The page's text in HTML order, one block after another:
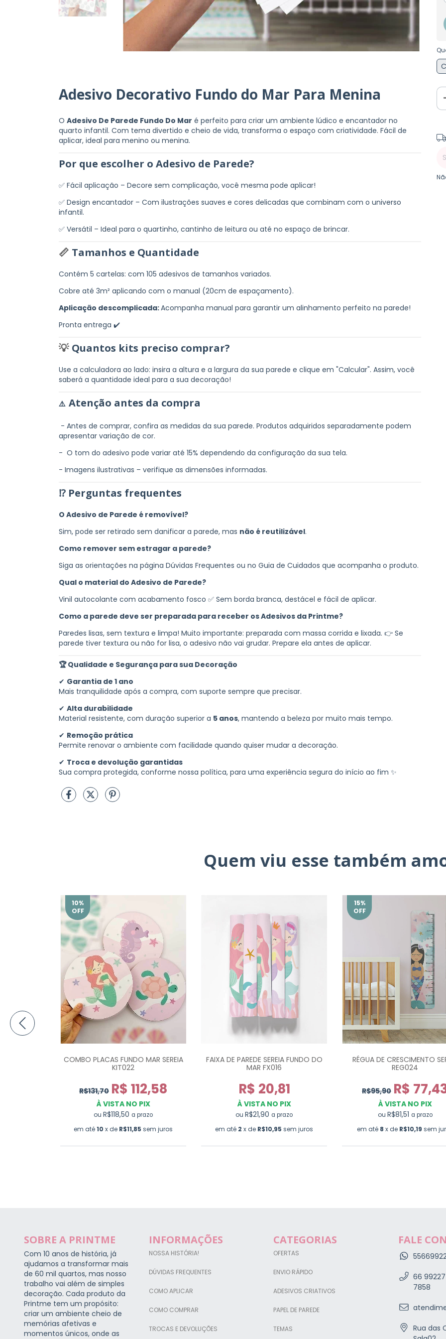
Adesivo Decorativo Fundo do Mar Para Menina
O Adesivo De Parede Fundo Do Mar é perfeito para criar um ambiente lúdico e encantador no
quarto infantil. Com tema divertido e cheio de vida, transforma o espaço com criatividade. Fácil de
aplicar, ideal para menino ou menina.
Por que escolher o Adesivo de Parede?
✅ Fácil aplicação – Decore sem complicação, você mesma pode aplicar!
✅ Design encantador – Com ilustrações suaves e cores delicadas que combinam com o universo
infantil.
✅ Versátil – Ideal para o quartinho, cantinho de leitura ou até no espaço de brincar.
📏 Tamanhos e Quantidade
Contém 5 cartelas: com 105 adesivos de tamanhos variados.
Cobre até 3m² aplicando com o manual (20cm de espaçamento).
Aplicação descomplicada:Acompanha manual para garantir um alinhamento perfeito na parede!
Pronta entrega ✔️
💡 Quantos kits preciso comprar?
Use a calculadora ao lado: insira a altura e a largura da sua parede e clique em "Calcular". Assim, você
saberá a quantidade ideal para a sua decoração!
⚠️ Atenção antes da compra
- Antes de comprar, confira as medidas da sua parede. Produtos adquiridos separadamente podem
apresentar variação de cor.
- O tom do adesivo pode variar até 15% dependendo da configuração da sua tela.
- Imagens ilustrativas – verifique as dimensões informadas.
⁉ Perguntas frequentes
O Adesivo de Parede é removível?
Sim, pode ser retirado sem danificar a parede, mas não é reutilizável.
Como remover sem estragar a parede?
Siga as orientações na página Dúvidas Frequentes ou no Guia de Cuidados que acompanha o produto.
Qual o material do Adesivo de Parede?
Vinil autocolante com acabamento fosco ✅ Sem borda branca, destácel e fácil de aplicar.
Como a parede deve ser preparada para receber os Adesivos da Printme?
Paredes lisas, sem textura e limpa! Muito importante: preparada com massa corrida e lixada. 👉 Se
parede tiver textura ou não for lisa, o adesivo não vai grudar. Prepare ela antes de aplicar.
🏆Qualidade e Segurança para sua Decoração
✔ Garantia de 1 ano
Mais tranquilidade após a compra, com suporte sempre que precisar.
✔ Alta durabilidade
Material resistente, com duração superior a 5 anos, mantendo a beleza por muito mais tempo.
✔ Remoção prática
Permite renovar o ambiente com facilidade quando quiser mudar a decoração.
✔ Troca e devolução garantidas
Sua compra protegida, conforme nossa política, para uma experiência segura do início ao fim ✨
Quem viu esse também
10%
OFF
COMBO PLACAS FUNDO MAR SEREIA
KIT022
R$131,70 R$ 112,58
À VISTA NO PIX
ou R$118,50 a prazo
em até10 x de R$11,85 sem juros
FAIXA DE PAREDE SEREIA FUNDO DO
MAR FX016
R$ 20,81
À VISTA NO PIX
ou R$21,90 a prazo
em até 2 x de R$10,95 sem juros
15%
OFF
RÉGUA DE CRESCIMENTO
REG024
R$95,90 R$
À VISTA NO PIX
ou R$81,51 a prazo
em até 8 x de R$10,19 sem
SOBRE A PRINTME
Com 10 anos de história, já
ajudamos a transformar mais
de 60 mil quartos, mas nosso
trabalho vai além de simples
decoração. Cada produto da
Printme tem um propósito:
criar um ambiente cheio de
memórias afetivas e
momentos únicos, onde as
INFORMAÇÕES
NOSSA HISTÓRIA!
DÚVIDAS FREQUENTES
COMO APLICAR
COMO COMPRAR
TROCAS E DEVOLUÇÕES
CATEGORIAS
OFERTAS
ENVIO RÁPIDO
ADESIVOS CRIATIVOS
PAPEL DE PAREDE
TEMAS
FALE
66
7858
Rua das